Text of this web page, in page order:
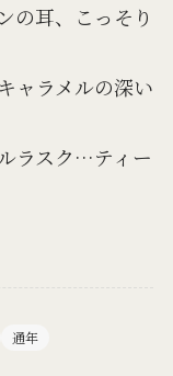
の耳、こっそり
ャラメルの深い
ラスク…ティー
通年